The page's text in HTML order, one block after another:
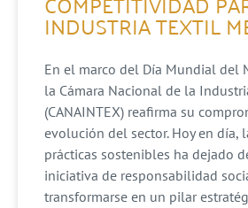
INDUSTRIA TEXTIL
En el marco del Día Mundial del
la Cámara Nacional de la
(CANAINTEX) reafirma su
evolución del sector. Hoy en día,
prácticas sostenibles ha dejado
iniciativa de responsabilidad
transformarse en un pilar